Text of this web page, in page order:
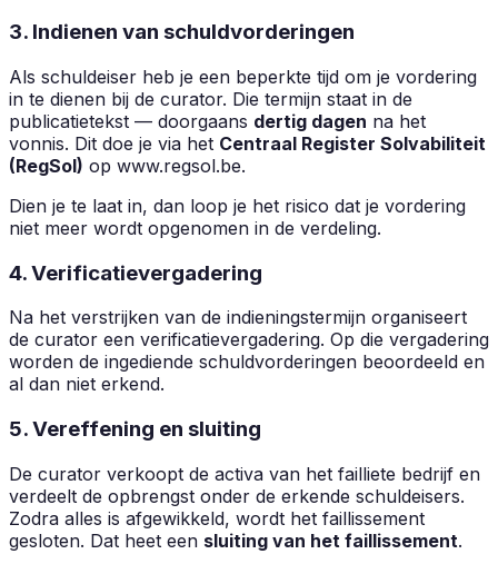
3. Indienen van schuldvorderingen
Als schuldeiser heb je een beperkte tijd om je vordering
in te dienen bij de curator. Die termijn staat in de
publicatietekst — doorgaans dertig dagen na het
vonnis. Dit doe je via het Centraal Register Solvabiliteit
(RegSol) op www.regsol.be.
Dien je te laat in, dan loop je het risico dat je vordering
niet meer wordt opgenomen in de verdeling.
4. Verificatievergadering
Na het verstrijken van de indieningstermijn organiseert
de curator een verificatievergadering. Op die vergadering
worden de ingediende schuldvorderingen beoordeeld en
al dan niet erkend.
5. Vereffening en sluiting
De curator verkoopt de activa van het failliete bedrijf en
verdeelt de opbrengst onder de erkende schuldeisers.
Zodra alles is afgewikkeld, wordt het faillissement
gesloten. Dat heet een sluiting van het faillissement.